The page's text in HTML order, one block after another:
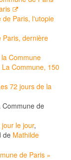
de Paris, l'utopie
Paris, dernière
Commune
Commune, 150
72 jours de la
Commune de
le jour,
de Mathilde
de Paris »